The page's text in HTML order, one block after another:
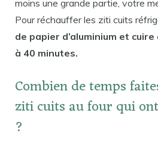
moins une grande partie, votre
Pour réchauffer les ziti cuits
de papier d’aluminium et
à 40 minutes.
Combien de temps
ziti cuits au four qui
?